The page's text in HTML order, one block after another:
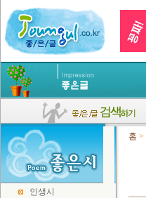
인생시
홈 >